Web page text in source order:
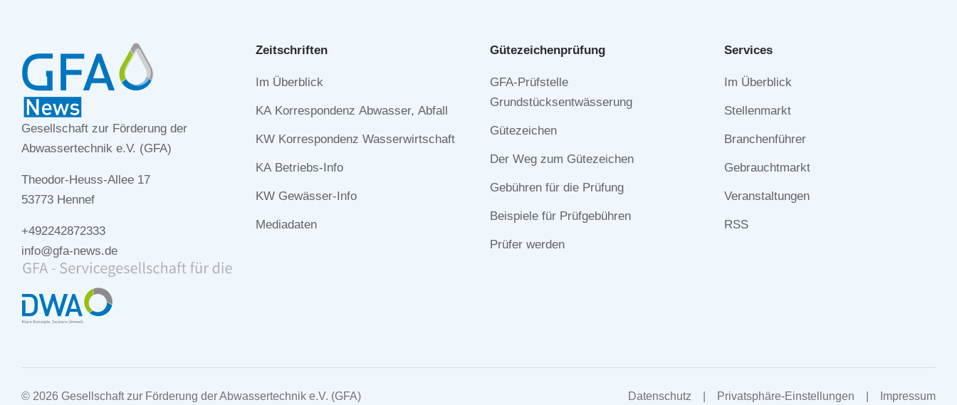
Gesellschaft zur Förderung der
Abwassertechnik e.V. (GFA)
Theodor-Heuss-Allee 17
53773 Hennef
+492242872333
info@gfa-news.de
Zeitschriften
Navigation
Im Überblick
KA Korrespondenz Abwasser, Abfall
KW Korrespondenz Wasserwirtschaft
KA Betriebs-Info
KW Gewässer-Info
Mediadaten
Gütezeichen­prüfung
Navigation
überspringen
GFA-Prüfstelle
Grundstücksentwässerung
Gütezeichen
Der Weg zum Gütezeichen
Gebühren für die Prüfung
Beispiele für Prüfgebühren
Prüfer werden
Services
Navigation
Im Überblick
Stellenmarkt
Branchenführer
Gebrauchtmarkt
Veranstaltungen
RSS
© 2026 Gesellschaft zur Förderung der Abwassertechnik e.V. (GFA) Navigation
Datenschutz Privatsphäre-Einstellungen Impressum